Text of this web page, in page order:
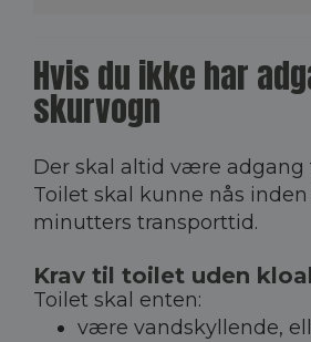
Hvis du ikke har
skurvogn
Der skal altid være adgang
Toilet skal kunne nås inden
minutters transporttid.
Krav til toilet uden
Toilet skal enten:
være vandskyllende,